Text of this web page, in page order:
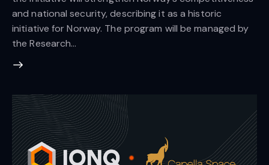
and national security, describing it as a historic
initiative for Norway. The program will be managed by
the Research…